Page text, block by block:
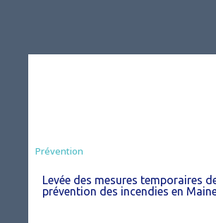
Préfecture
Prévention
Levée des mesures temporaires
prévention des incendies en